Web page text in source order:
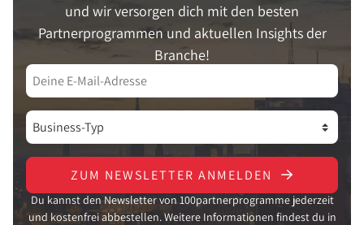
und wir versorgen dich mit den besten
Partnerprogrammen und aktuellen Insights der
Branche!
ZUM NEWSLETTER ANMELDEN
Du kannst den Newsletter von 100partnerprogramme jederzeit
und kostenfrei abbestellen. Weitere Informationen findest du in